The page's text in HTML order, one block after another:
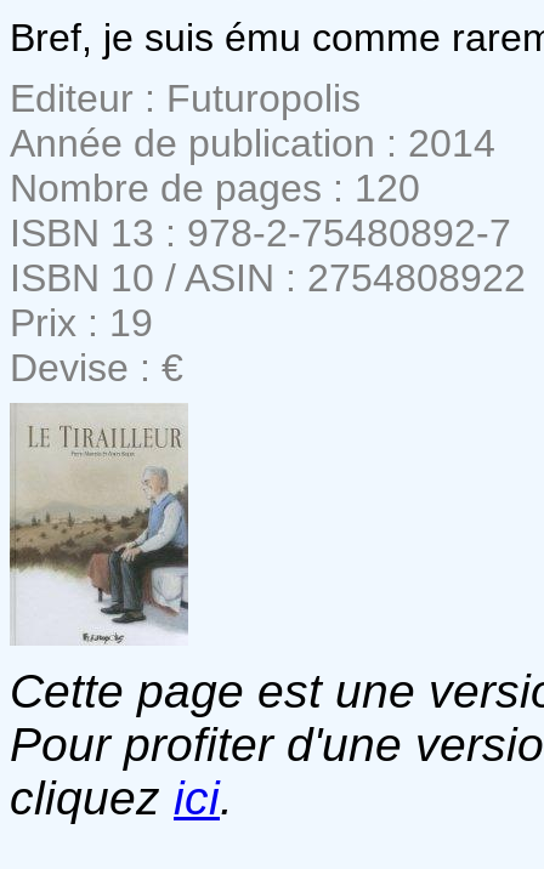
Bref, je suis ému comme
Editeur : Futuropolis
Année de publication : 2014
Nombre de pages : 120
ISBN 13 : 978-2-75480892-7
ISBN 10 / ASIN : 2754808922
Prix : 19
Devise : €
Cette page est une
Pour profiter d'une
cliquez ici.